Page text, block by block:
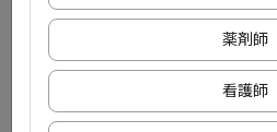
薬剤師
看護師